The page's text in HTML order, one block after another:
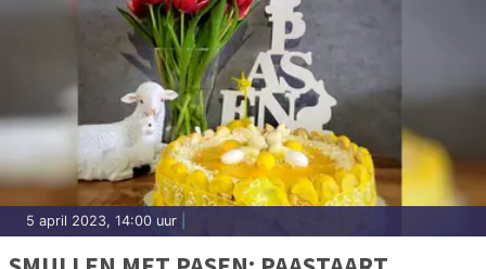
5 april 2023, 14:00 uur